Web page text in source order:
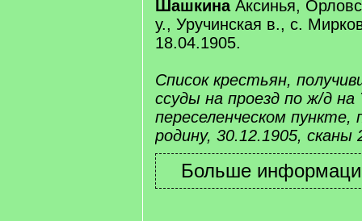
ШашкинаАксинья,
у., Уручинская в., с.
18.04.1905.
Список крестьян,
ссуды на проезд по ж/д
переселенческом пункте,
родину, 30.12.1905, сканы